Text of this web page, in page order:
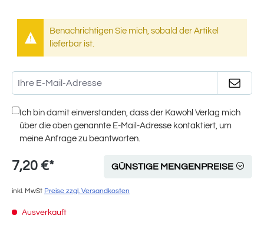
Benachrichtigen Sie mich, sobald der Artikel
lieferbar ist.
Ich bin damit einverstanden, dass der Kawohl Verlag mich
über die oben genannte E-Mail-Adresse kontaktiert, um
meine Anfrage zu beantworten.
7,20 €* GÜNSTIGE MENGENPREISE
inkl. MwSt Preise zzgl. Versandkosten
Ausverkauft